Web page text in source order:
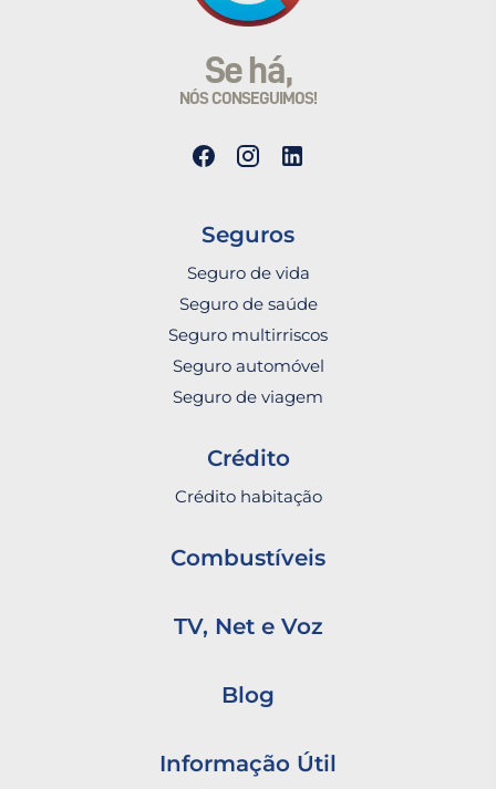
Se há,
NÓS CONSEGUIMOS!
Seguros
Seguro de vida
Seguro de saúde
Seguro multirriscos
Seguro automóvel
Seguro de viagem
Crédito
Crédito habitação
Combustíveis
TV, Net e Voz
Blog
Informação Útil